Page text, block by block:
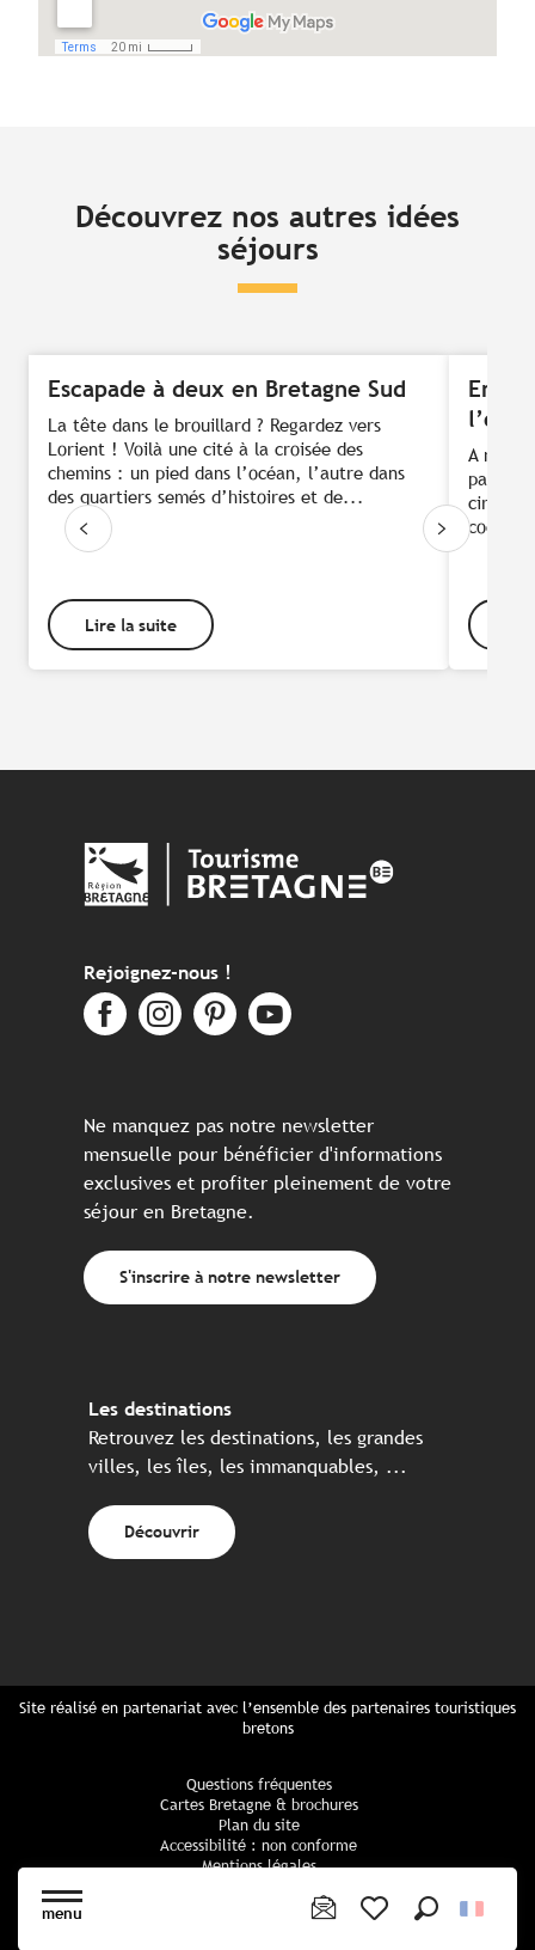
menu
Découvrez nos autres idées
séjours
Escapade à deux en Bretagne Sud
La tête dans le brouillard ? Regardez vers
Lorient ! Voilà une cité à la croisée des
chemins : un pied dans l’océan, l’autre dans
des quartiers semés d’histoires et de...
Lire la suite
En
l’eau
A mi-
Rejoignez-nous !
Ne manquez pas notre newsletter
mensuelle pour bénéficier d'informations
exclusives et profiter pleinement de votre
séjour en Bretagne.
S'inscrire à notre newsletter
Les destinations
Retrouvez les destinations, les grandes
villes, les îles, les immanquables, ...
Découvrir
Site réalisé en partenariat avec l’ensemble des partenaires touristiques
bretons
Questions fréquentes
Cartes Bretagne & brochures
Plan du site
Accessibilité : non conforme
Mentions légales
Politique cookies
Paramètres des cookies